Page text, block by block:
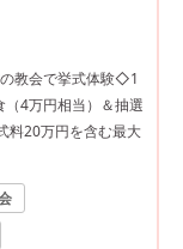
の教会で挙式体験◇1
4万円相当）＆抽選
料20万円を含む最大